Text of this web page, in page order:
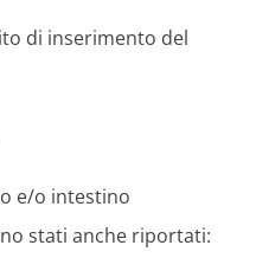
di inserimento del
e/o intestino
stati anche riportati: